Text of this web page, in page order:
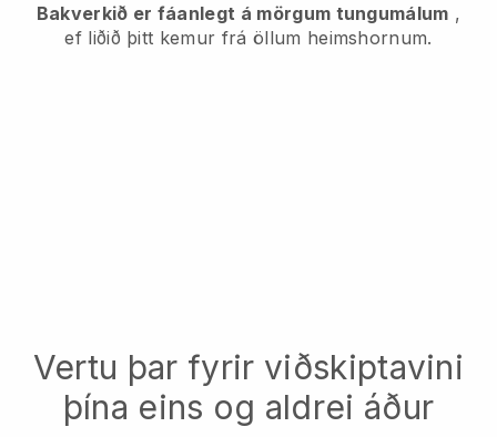
Bakverkið er fáanlegt á mörgum tungumálum ,
ef liðið þitt kemur frá öllum heimshornum.
Vertu þar fyrir viðskiptavini
þína eins og aldrei áður